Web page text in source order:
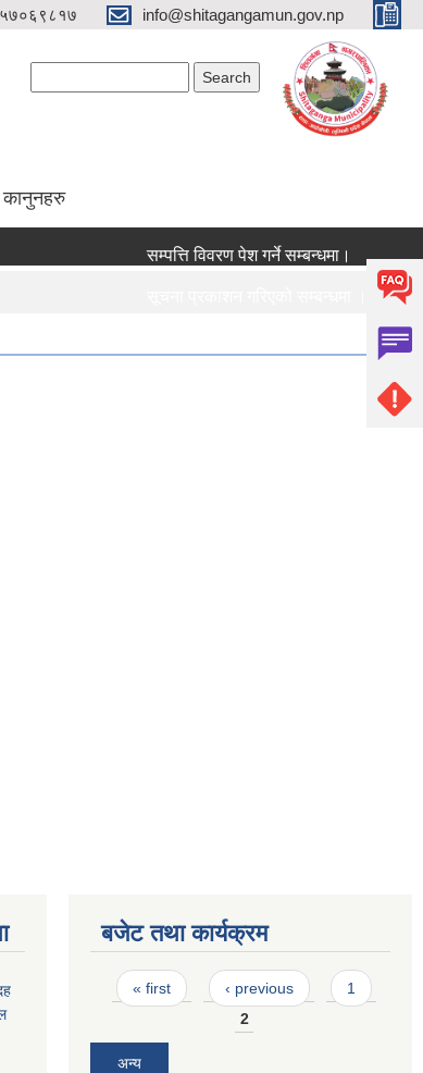
info@shitagangamun.gov.np
कानुनहरु
सम्पत्ति विवरण पेश गर्ने सम्बन्धमा।
सामाजिक सुरक्षा भत्ता नविकरण सम्बन्धी सूचना
बजेट तथा कार्यक्रम
Pages
« first ‹ previous
1
2
अन्य